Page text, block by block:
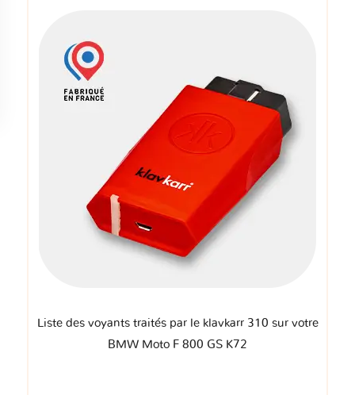
Liste des voyants traités par le klavkarr 310 sur votre
BMW Moto F 800 GS K72